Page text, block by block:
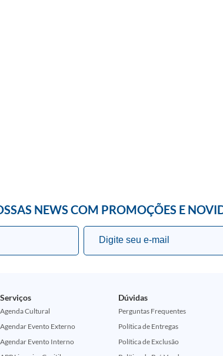
NEWS COM PROMOÇÕES E
Serviços
Agenda Cultural
Agendar Evento Externo
Agendar Evento Interno
Dúvidas
Perguntas Frequentes
Política de Entregas
Política de Exclusão